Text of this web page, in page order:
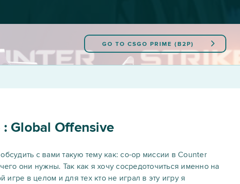
GO TO CSGO PRIME (B2P)
Global Offensive
с вами такую тему как: co-op миссии в Counter
они нужны. Так как я хочу сосредоточиться именно на
игре в целом и для тех кто не играл в эту игру я